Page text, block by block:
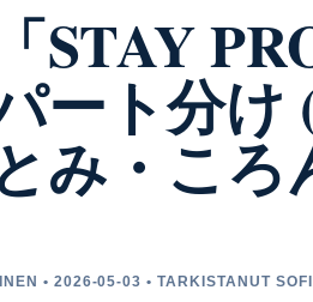
STAY
ート分
み・こ
• 2026-05-03 • TARKISTANUT